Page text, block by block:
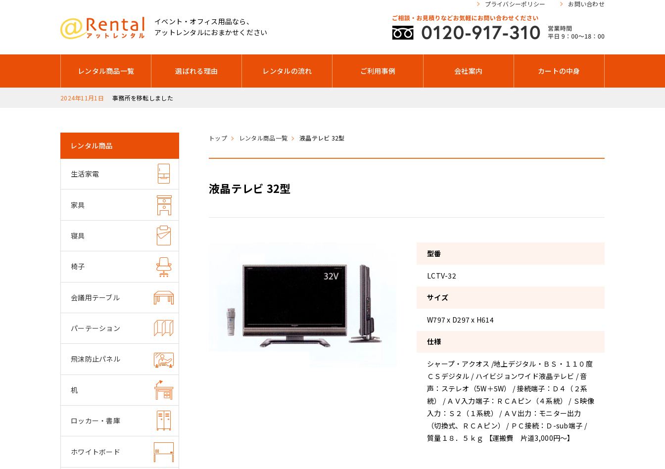
イベント・オフィス用品なら、
アットレンタルにおまかせください
プライバシーポリシー お問い合わせ
レンタル商品一覧 選ばれる理由 レンタルの流れ ご利用事例 会社案内 カートの中身
2024年11月1日 事務所を移転しました
レンタル商品
生活家電
家具
寝具
椅子
会議用テーブル
パーテーション
飛沫防止パネル
机
ロッカー・書庫
ホワイトボード
トップ レンタル商品一覧 液晶テレビ 32型
液晶テレビ 32型
型番
LCTV-32
サイズ
W797 x D297 x H614
仕様
シャープ・アクオス /地上デジタル・ＢＳ・１１０度
ＣＳデジタル / ハイビジョンワイド液晶テレビ / 音
声：ステレオ（5W＋5W） / 接続端子：Ｄ４（２系
統） / ＡＶ入力端子：ＲＣＡピン（４系統） / Ｓ映像
入力：Ｓ２（１系統） / ＡＶ出力：モニター出力
（切換式、ＲＣＡピン） / ＰＣ接続：Ｄ-sub端子 /
質量１８．５ｋｇ 【運搬費 片道3,000円～】